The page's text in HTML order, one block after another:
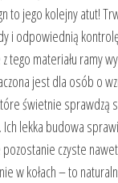
to jego kolejny atut!
i odpowiednią
tego materiału ramy
jest dla osób o
świetnie sprawdzą
Ich lekka budowa
czyste
w kołach – to